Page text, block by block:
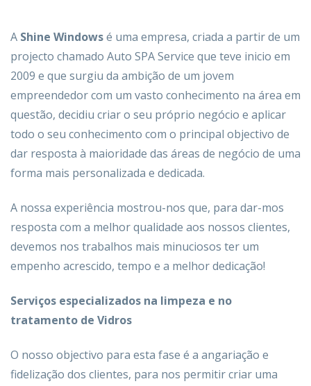
A Shine Windowsé uma empresa, criada a partir de um
projecto chamado Auto SPA Service que teve inicio em
2009 e que surgiu da ambição de um jovem
empreendedor com um vasto conhecimento na área em
questão, decidiu criar o seu próprio negócio e aplicar
todo o seu conhecimento com o principal objectivo de
dar resposta à maioridade das áreas de negócio de uma
forma mais personalizada e dedicada.
A nossa experiência mostrou-nos que, para dar-mos
resposta com a melhor qualidade aos nossos clientes,
devemos nos trabalhos mais minuciosos ter um
empenho acrescido, tempo e a melhor dedicação!
Serviços especializados na limpeza e no
tratamento de Vidros
O nosso objectivo para esta fase é a angariação e
fidelização dos clientes, para nos permitir criar uma